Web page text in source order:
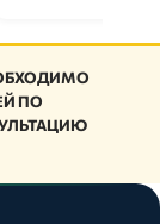
ПО